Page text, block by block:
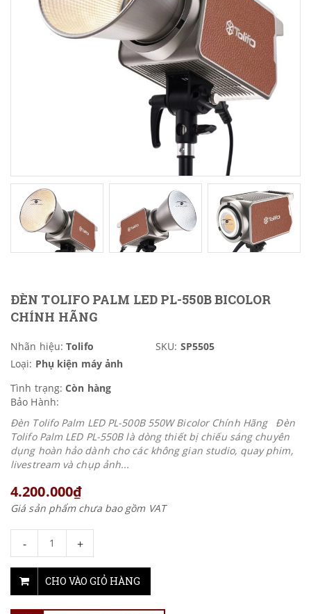
ĐÈN TOLIFO PALM LED PL-550B BICOLOR
CHÍNH HÃNG
Nhãn hiệu: Tolifo SKU: SP5505
Loại: Phụ kiện máy ảnh
Tình trạng: Còn hàng
Bảo Hành:
Đèn Tolifo Palm LED PL-500B 550W Bicolor Chính Hãng Đèn
Tolifo Palm LED PL-550B là dòng thiết bị chiếu sáng chuyên
dụng hoàn hảo dành cho các không gian studio, quay phim,
livestream và chụp ảnh...
4.200.000₫
Giá sản phẩm chưa bao gồm VAT
- +
CHO VÀO GIỎ HÀNG